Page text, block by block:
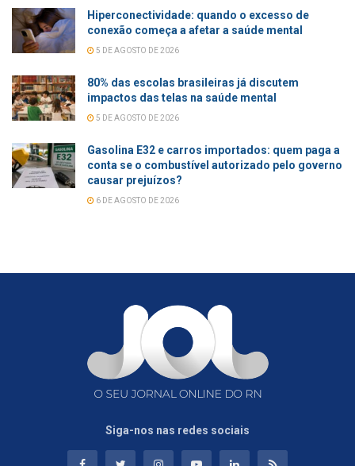
Hiperconectividade: quando o excesso de
conexão começa a afetar a saúde mental
5 DE AGOSTO DE 2026
80% das escolas brasileiras já discutem
impactos das telas na saúde mental
5 DE AGOSTO DE 2026
Gasolina E32 e carros importados: quem paga a
conta se o combustível autorizado pelo governo
causar prejuízos?
6 DE AGOSTO DE 2026
Siga-nos nas redes sociais